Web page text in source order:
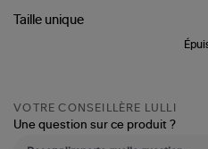
Bergamote
Taille unique
VOTRE CONSEILLÈRE LULLI
Une question sur ce produit ?